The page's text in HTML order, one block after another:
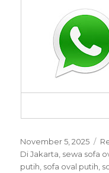
Posted
on
November 5, 2025
Di Jakarta sewa sofa
putih sofa oval putih